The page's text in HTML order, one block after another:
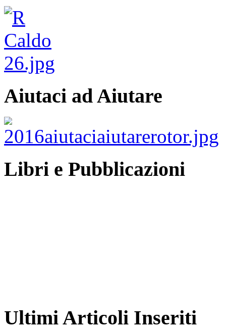
Aiutaci ad Aiutare
Libri e Pubblicazioni
Ultimi Articoli Inseriti